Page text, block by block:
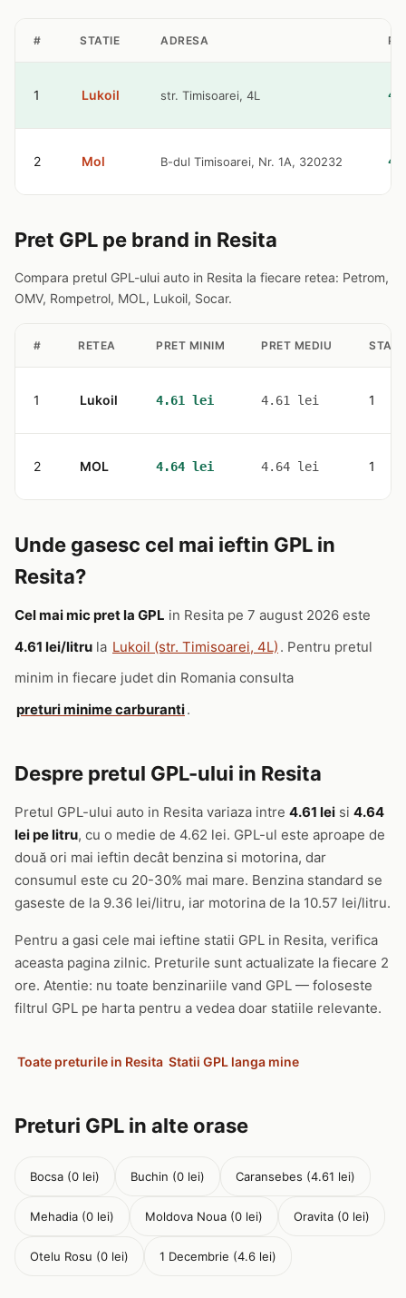
# STATIE ADRESA
1 Lukoil str. Timisoarei, 4L
2 Mol B-dul Timisoarei, Nr. 1A, 320232
Pret GPL pe brand in Resita
Compara pretul GPL-ului auto in Resita la fiecare retea: Petrom,
OMV, Rompetrol, MOL, Lukoil, Socar.
# RETEA PRET MINIM PRET MEDIU
1 Lukoil 4.61 lei 4.61 lei 1
2 MOL 4.64 lei 4.64 lei 1
Unde gasesc cel mai ieftin GPL in
Resita?
Cel mai mic pret la GPL in Resita pe 7 august 2026 este
4.61 lei/litru la Lukoil (str. Timisoarei, 4L) . Pentru pretul
minim in fiecare judet din Romania consulta
preturi minime carburanti.
Despre pretul GPL-ului in Resita
Pretul GPL-ului auto in Resita variaza intre 4.61 lei si 4.64
lei pe litru, cu o medie de 4.62 lei. GPL-ul este aproape de
două ori mai ieftin decât benzina si motorina, dar
consumul este cu 20-30% mai mare. Benzina standard se
gaseste de la 9.36 lei/litru, iar motorina de la 10.57 lei/litru.
Pentru a gasi cele mai ieftine statii GPL in Resita, verifica
aceasta pagina zilnic. Preturile sunt actualizate la fiecare 2
ore. Atentie: nu toate benzinariile vand GPL — foloseste
filtrul GPL pe harta pentru a vedea doar statiile relevante.
Toate preturile in Resita Statii GPL langa mine
Preturi GPL in alte orase
Bocsa (0 lei) Buchin (0 lei) Caransebes (4.61 lei)
Mehadia (0 lei) Moldova Noua (0 lei) Oravita (0 lei)
Otelu Rosu (0 lei) 1 Decembrie (4.6 lei)